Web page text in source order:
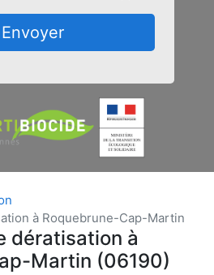
Envoyer
à Roquebrune-Cap-Martin
dératisation à
Martin (06190)